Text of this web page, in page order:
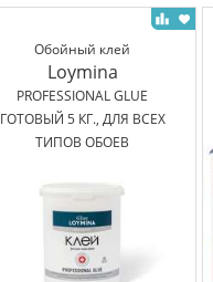
Обойный клей
Loymina
PROFESSIONAL GLUE
ГОТОВЫЙ 5 КГ., ДЛЯ ВСЕХ
ТИПОВ ОБОЕВ